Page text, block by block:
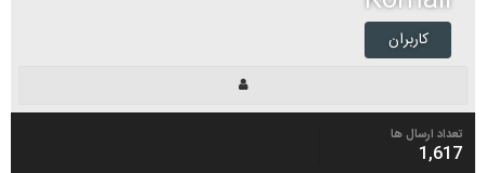
کاربران
تعداد ارسال ها
1,617